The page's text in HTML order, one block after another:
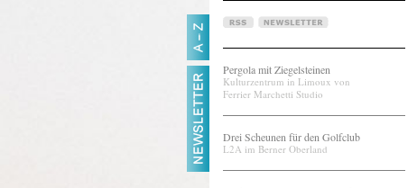
Pergola mit Ziegelsteinen
Kulturzentrum in Limoux von
Ferrier Marchetti Studio
Drei Scheunen für den Golfclub
L2A im Berner Oberland